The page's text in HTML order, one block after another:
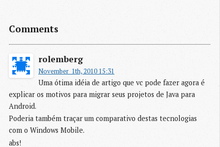
Comments
rolemberg
November  1th, 2010 15:31
Uma ótima idéia de artigo que vc pode fazer agora é
explicar os motivos para migrar seus projetos de Java para
Android.
Poderia também traçar um comparativo destas tecnologias
com o Windows Mobile.
abs!